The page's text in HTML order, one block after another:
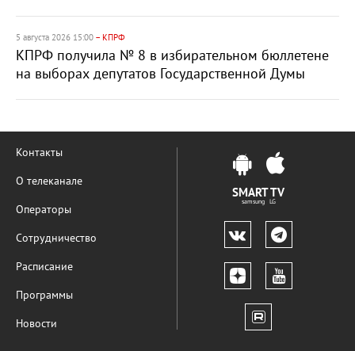
5 августа 2026 15:00 – КПРФ
КПРФ получила № 8 в избирательном бюллетене
на выборах депутатов Государственной Думы
Контакты
О телеканале
Операторы
Сотрудничество
Расписание
Программы
Новости
SMART TV
samsung LG